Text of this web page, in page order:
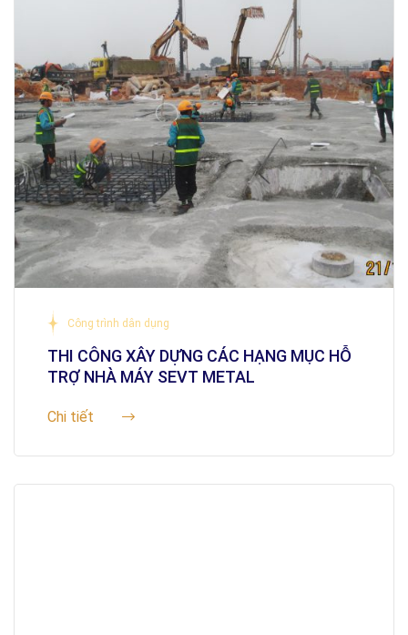
Công trình dân dụng
THI CÔNG XÂY DỰNG CÁC HẠNG MỤC HỖ
TRỢ NHÀ MÁY SEVT METAL
Chi tiết